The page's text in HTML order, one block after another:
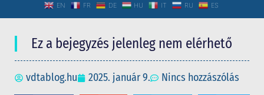
EN FR DE HU IT RU ES
Ez a bejegyzés jelenleg nem elérhető
vdtablog.hu 2025. január 9. Nincs hozzászólás